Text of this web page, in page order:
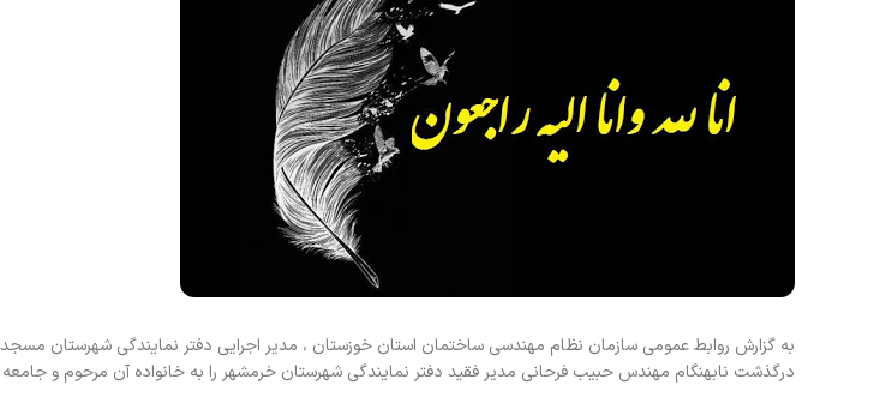
به گزارش روابط عمومی سازمان نظام مهندسی ساختمان استان خوزستان ، مدیر اجرایی دفتر نمایندگی شهرستان
درگذشت نابهنگام مهندس حبیب فرحانی مدیر فقید دفتر نمایندگی شهرستان خرمشهر را به خانواده آن مرحوم و